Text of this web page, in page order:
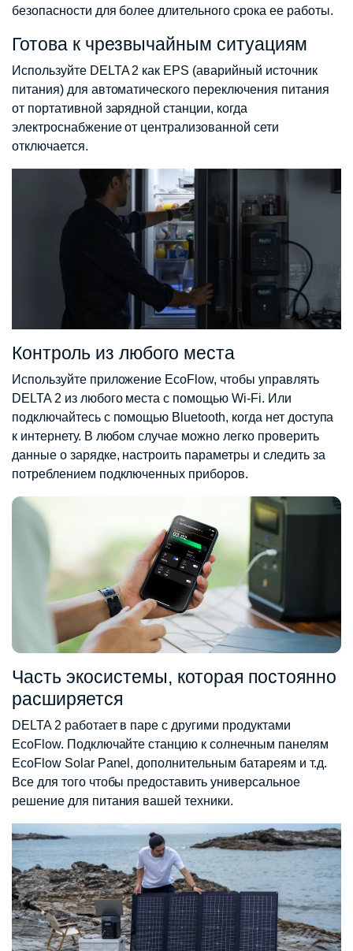
безопасности для более длительного срока ее работы.
Готова к чрезвычайным ситуациям
Используйте DELTA 2 как EPS (аварийный источник
питания) для автоматического переключения питания
от портативной зарядной станции, когда
электроснабжение от централизованной сети
отключается.
Контроль из любого места
Используйте приложение EcoFlow, чтобы управлять
DELTA 2 из любого места с помощью Wi-Fi. Или
подключайтесь с помощью Bluetooth, когда нет доступа
к интернету. В любом случае можно легко проверить
данные о зарядке, настроить параметры и следить за
потреблением подключенных приборов.
Часть экосистемы, которая постоянно
расширяется
DELTA 2 работает в паре с другими продуктами
EcoFlow. Подключайте станцию ​​к солнечным панелям
EcoFlow Solar Panel, дополнительным батареям и т.д.
Все для того чтобы предоставить универсальное
решение для питания вашей техники.